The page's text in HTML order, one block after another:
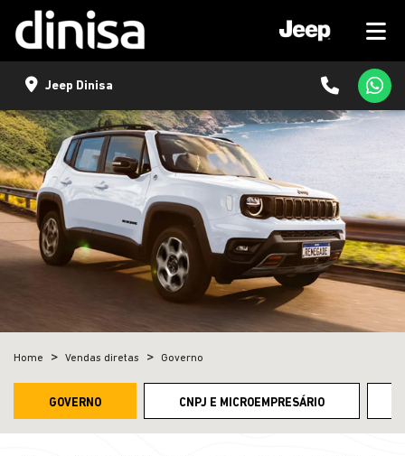
Jeep Dinisa
Home Vendas diretas Governo
CNPJ E MICROEMPRESÁRIO
GOVERNO